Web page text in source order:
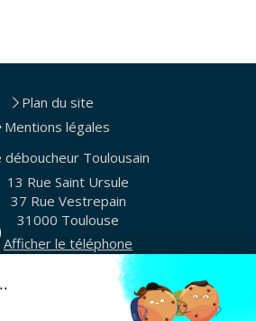
Plan du site
Mentions légales
déboucheur Toulousain
13 Rue Saint Ursule
37 Rue Vestrepain
31000 Toulouse
Afficher le téléphone